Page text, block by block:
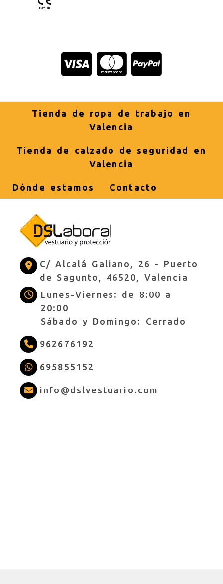
Tienda de ropa de trabajo en
Valencia
Tienda de calzado de seguridad en
Valencia
Dónde estamos Contacto
C/ Alcalá Galiano, 26 - Puerto
de Sagunto, 46520, Valencia
Lunes-Viernes: de 8:00 a
20:00
Sábado y Domingo: Cerrado
962676192
695855152
info dslvestuario.com